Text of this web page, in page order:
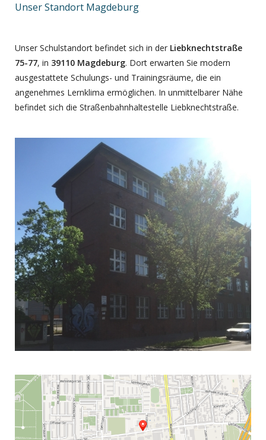
Unser Standort Magdeburg
Unser Schulstandort befindet sich in der Liebknechtstraße
75-77, in 39110 Magdeburg. Dort erwarten Sie modern
ausgestattete Schulungs- und Trainingsräume, die ein
angenehmes Lernklima ermöglichen. In unmittelbarer Nähe
befindet sich die Straßenbahnhaltestelle Liebknechtstraße.